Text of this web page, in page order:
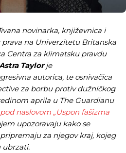
novinarka, književnica i
na Univerzitetu Britanska
Centra za klimatsku pravdu
Taylorje
autorica, te osnivačica
za borbu protiv dužničkog
aprila u The Guardianu
naslovom „Uspon fašizma
upozoravaju kako se
za njegov kraj, kojeg
ubrzati.